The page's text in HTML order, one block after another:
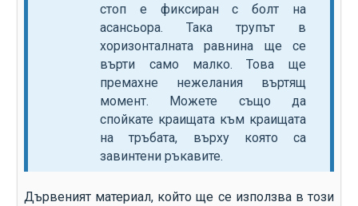
стоп е фиксиран с болт на
асансьора. Така трупът в
хоризонталната равнина ще се
върти само малко. Това ще
премахне нежелания въртящ
момент. Можете също да
спойкате краищата към краищата
на тръбата, върху която са
завинтени ръкавите.
Дървеният материал, който ще се използва в този